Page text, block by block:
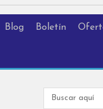
Blog Boletín